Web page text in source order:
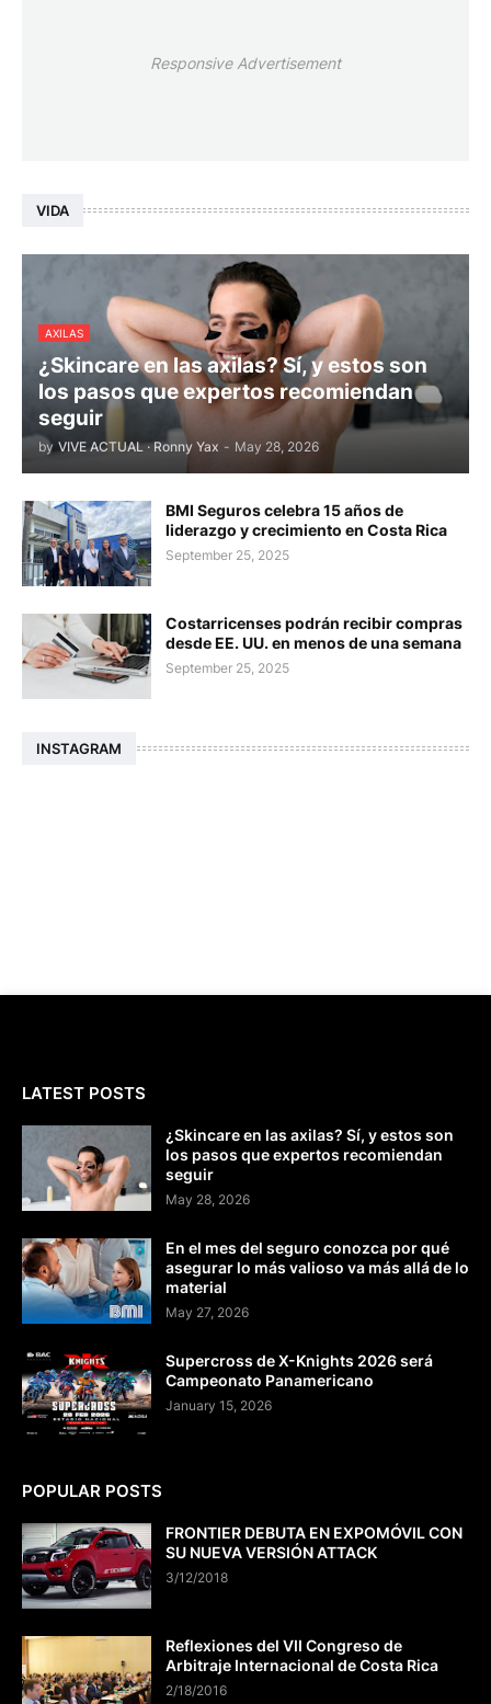
Responsive Advertisement
VIDA
AXILAS
¿Skincare en las axilas? Sí, y estos son
los pasos que expertos recomiendan
seguir
by VIVE ACTUAL · Ronny Yax - May 28, 2026
BMI Seguros celebra 15 años de
liderazgo y crecimiento en Costa Rica
September 25, 2025
Costarricenses podrán recibir compras
desde EE. UU. en menos de una semana
September 25, 2025
INSTAGRAM
LATEST POSTS
¿Skincare en las axilas? Sí, y estos son
los pasos que expertos recomiendan
seguir
May 28, 2026
En el mes del seguro conozca por qué
asegurar lo más valioso va más allá de lo
material
May 27, 2026
Supercross de X-Knights 2026 será
Campeonato Panamericano
January 15, 2026
POPULAR POSTS
FRONTIER DEBUTA EN EXPOMÓVIL CON
SU NUEVA VERSIÓN ATTACK
3/12/2018
Reflexiones del VII Congreso de
Arbitraje Internacional de Costa Rica
2/18/2016